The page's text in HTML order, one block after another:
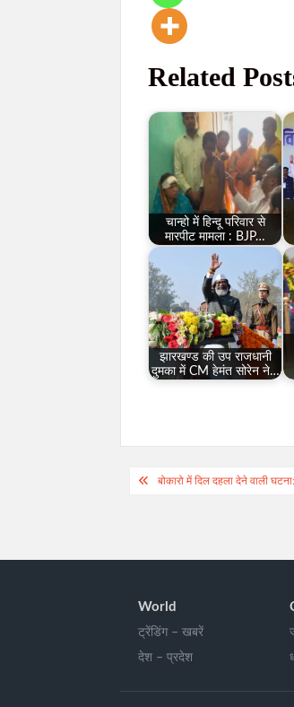
Related
चान्हो में हिन्दू परिवार से
मारपीट मामला : BJP…
झारखण्ड की उप राजधानी
दुमका में CM हेमंत सोरेन ने…
Postबोकारो में दिल दहला देने वाली
World
ट्रेंडिंग – खबरें
देश – प्रदेश